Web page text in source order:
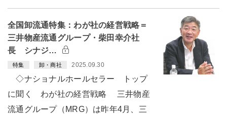
全国卸流通特集：わが社の経営戦略＝
三井物産流通グループ・柴田幸介社
長 シナジ…
特集 卸・商社 2025.09.30
◇ナショナルホールセラー トップ
に聞く わが社の経営戦略 三井物産
流通グループ（MRG）は昨年4月、三